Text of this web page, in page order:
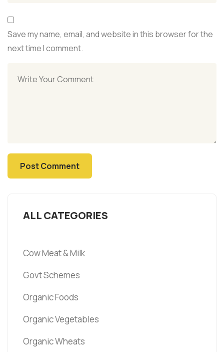
Save my name, email, and website in this browser for the
next time I comment.
ALL CATEGORIES
Cow Meat & Milk
Govt Schemes
Organic Foods
Organic Vegetables
Organic Wheats